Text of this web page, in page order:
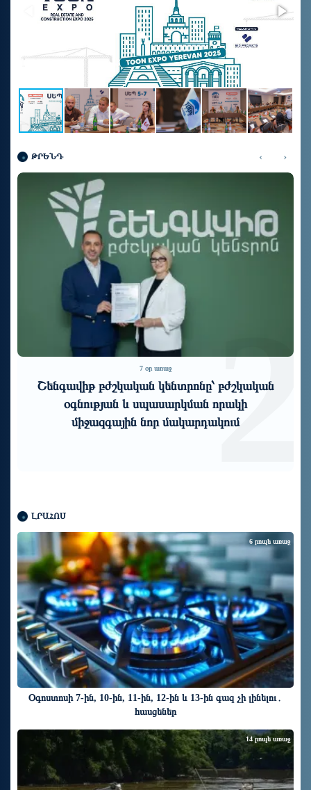
ԼՐԱՀՈՍ
Օգոստոսի 7-ին, 10-ին, 11-ին, 12-ին և 13-ին գազ չի լինելու․
հասցեներ
6 րոպե առաջ
14 րոպե առաջ
ԹՐԵՆԴ
7 օր առաջ
Շենգավիթ բժշկական կենտրոնը՝ բժշկական
օգնության և սպասարկման որակի
միջազգային նոր մակարդակում2
‹ ›